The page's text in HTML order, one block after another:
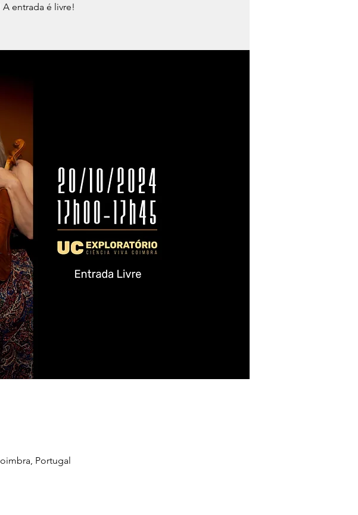
entrada é livre!
Portugal